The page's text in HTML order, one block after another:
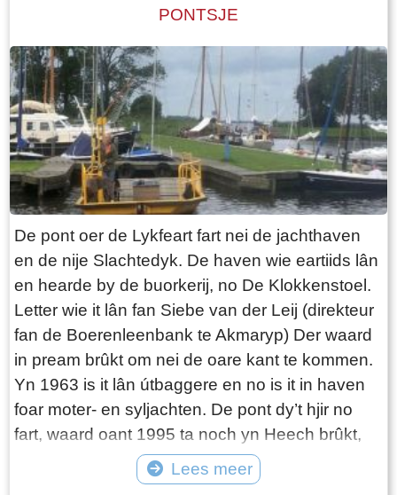
boerderij. Daarna komt deze in de verkoop.
LC 10-12-1800: Eene uitmuntende Vrugtdoende
en zeer geryflyke ZATHE en LANDEN met
deszelfs HUIZINGE en HOVINGE cum annexis,
staande en geleegen onder den Dorpe Folsgara
, in het geheel groot na naam 69 Pondematen
alle kostelyke Greidlanden belast met 17 1/2
Stuivers Schattinge wordende by Yme Keimpes
cum uxore bewoond tot St Petry en May 1801
en kan alsdan vry van Huuringe door den Koper
worden aangevaard.
heaberch yn Fryslân stiet, folslein restaurearre,
yn it doarp Warten. It is as museum ynrjochte (
boujier 1725)
PONTSJE
De pont oer de Lykfeart fart nei de jachthaven
en de nije Slachtedyk. De haven wie eartiids lân
en hearde by de buorkerij, no De Klokkenstoel.
Letter wie it lân fan Siebe van der Leij (direkteur
fan de Boerenleenbank te Akmaryp) Der waard
in pream brûkt om nei de oare kant te kommen.
Yn 1963 is it lân útbaggere en no is it in haven
foar moter- en syljachten. De pont dy’t hjir no
fart, waard oant 1995 ta noch yn Heech brûkt,
mar is troch feroaringen dêr út ‘e feart nommen
en nei Goaiïngaryp sleept en opknapt. De pont
Lees meer